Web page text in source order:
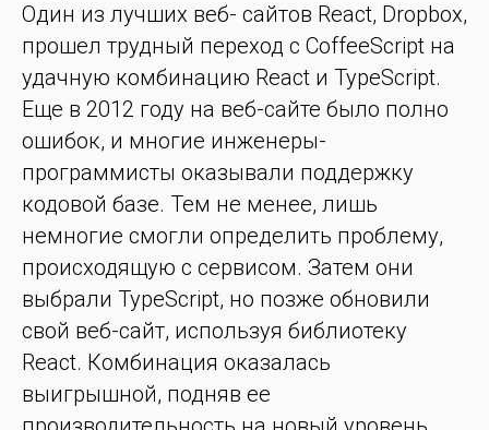
Один из лучших веб- сайтов React, Dropbox,
прошел трудный переход с CoffeeScript на
удачную комбинацию React и TypeScript.
Еще в 2012 году на веб-сайте было полно
ошибок, и многие инженеры-
программисты оказывали поддержку
кодовой базе. Тем не менее, лишь
немногие смогли определить проблему,
происходящую с сервисом. Затем они
выбрали TypeScript, но позже обновили
свой веб-сайт, используя библиотеку
React. Комбинация оказалась
выигрышной, подняв ее